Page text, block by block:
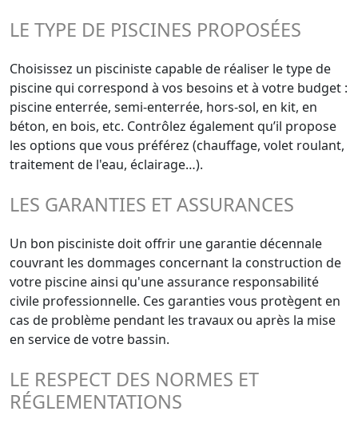
LE TYPE DE PISCINES PROPOSÉES
Choisissez un pisciniste capable de réaliser le type de
piscine qui correspond à vos besoins et à votre budget :
piscine enterrée, semi-enterrée, hors-sol, en kit, en
béton, en bois, etc. Contrôlez également qu’il propose
les options que vous préférez (chauffage, volet roulant,
traitement de l'eau, éclairage…).
LES GARANTIES ET ASSURANCES
Un bon pisciniste doit offrir une garantie décennale
couvrant les dommages concernant la construction de
votre piscine ainsi qu'une assurance responsabilité
civile professionnelle. Ces garanties vous protègent en
cas de problème pendant les travaux ou après la mise
en service de votre bassin.
LE RESPECT DES NORMES ET
RÉGLEMENTATIONS